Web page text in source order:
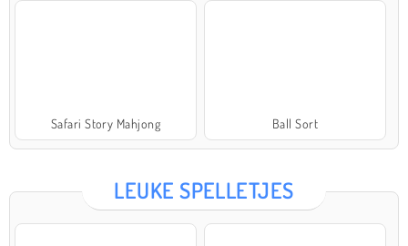
Safari Story Mahjong Ball Sort
LEUKE SPELLETJES